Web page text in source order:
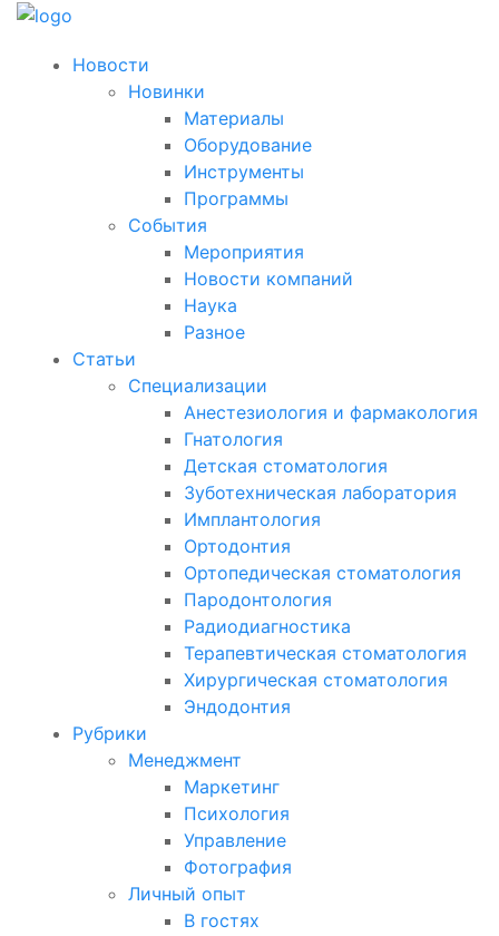
Новости
Новинки
Материалы
Оборудование
Инструменты
Программы
События
Мероприятия
Новости компаний
Наука
Разное
Статьи
Специализации
Анестезиология и фармакология
Гнатология
Детская стоматология
Зуботехническая лаборатория
Имплантология
Ортодонтия
Ортопедическая стоматология
Пародонтология
Радиодиагностика
Терапевтическая стоматология
Хирургическая стоматология
Эндодонтия
Рубрики
Менеджмент
Маркетинг
Психология
Управление
Фотография
Личный опыт
В гостях